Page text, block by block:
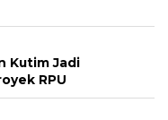
Kutim Jadi
RPU